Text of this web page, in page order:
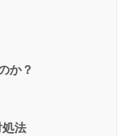
か？
法